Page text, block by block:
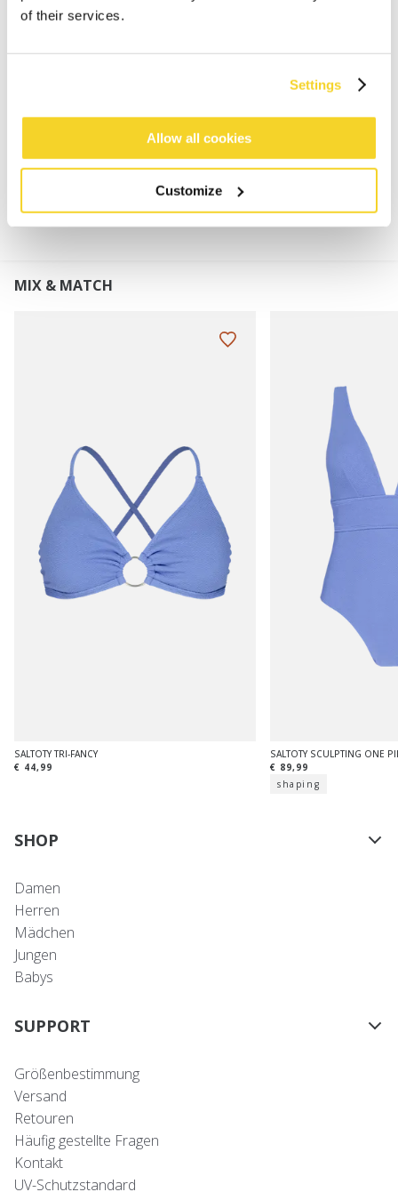
of their services.
Settings
Allow all cookies
Customize
Gehäkeltes Haarband in V-Form
Handgehäkelt; Komplett von Hand gefertigt
Mit Kordelverschluss zum Binden in der richtigen
MATERIALIEN UND DETAILS
MIX & MATCH
SALTOTY TRI-FANCY
€ 44,99
SALTOTY SCULPTING ONE
€ 89,99
shaping
SHOP
Damen
Herren
Mädchen
Jungen
Babys
SUPPORT
Größenbestimmung
Versand
Retouren
Häufig gestellte Fragen
Kontakt
UV-Schutzstandard